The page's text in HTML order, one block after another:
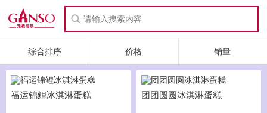
综合排序 价格 销量
福运锦鲤冰淇淋蛋糕 团团圆圆冰淇淋蛋糕